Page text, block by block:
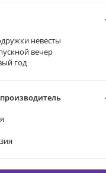
невесты
вечер
год